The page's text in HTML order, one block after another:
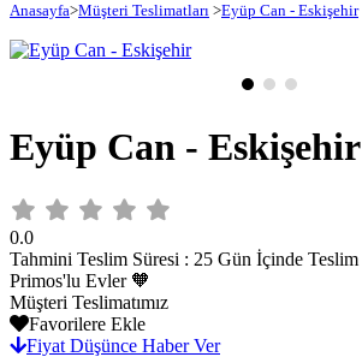
Anasayfa>Müşteri Teslimatları >Eyüp Can - Eskişehir
Eyüp Can - Eskişehir
0.0
Tahmini Teslim Süresi : 25 Gün İçinde Teslim
Primos'lu Evler 🧡
Müşteri Teslimatımız
Favorilere Ekle
Fiyat Düşünce Haber Ver